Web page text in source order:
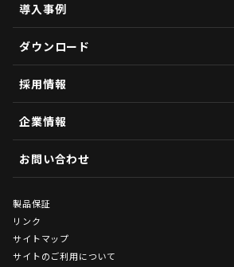
導入事例
ダウンロード
採用情報
企業情報
お問い合わせ
製品保証
リンク
サイトマップ
サイトのご利用について